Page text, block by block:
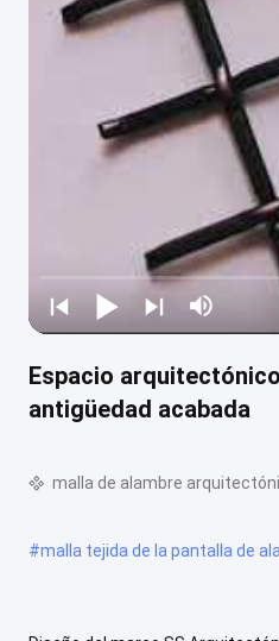
Espacio
antigüedad acabada
malla de alambre
#malla tejida de la pantalla de